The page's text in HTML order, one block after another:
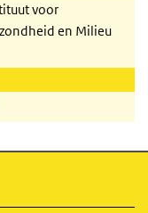
voor
en Milieu